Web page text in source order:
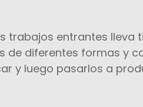
trabajos entrantes lleva
de diferentes formas y
y luego pasarlos a